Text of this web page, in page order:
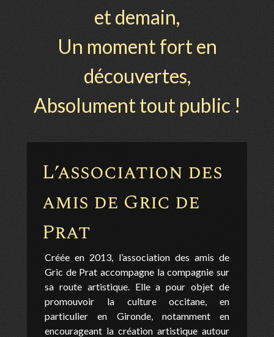
et demain,
Un moment fort en
découvertes,
Absolument tout public !
L’association des
amis de Gric de
Prat
Créée en 2013, l’association des amis de
Gric de Prat accompagne la compagnie sur
sa route artistique. Elle a pour objet de
promouvoir la culture occitane, en
particulier en Gironde, notamment en
encourageant la création artistique autour